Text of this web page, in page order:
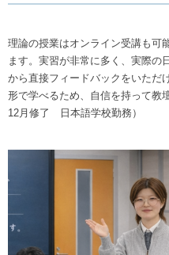
理論の授業はオンライン受講も可
ます。実習が非常に多く、実際の
から直接フィードバックをいただ
形で学べるため、自信を持って教
12月修了 日本語学校勤務）